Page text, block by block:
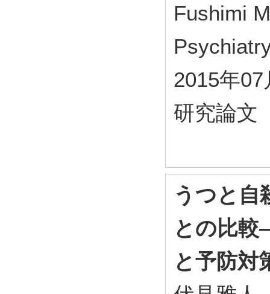
Fushimi
2015年07
研究論文
うつと自
との比
と予防対